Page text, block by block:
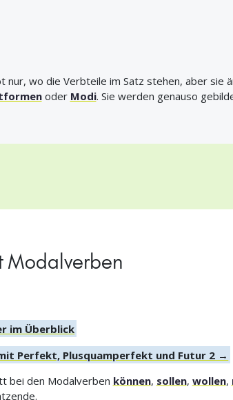
nur, wo die Verbteile im Satz stehen, aber sie
oder Modi. Sie werden genauso
Modalverben
im Überblick
Perfekt, Plusquamperfekt und Futur 2 →
bei den Modalverben können, sollen, wollen,